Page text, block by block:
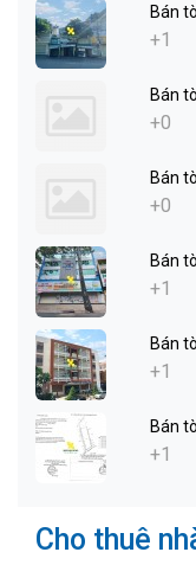
Bán
+1
Bán
+0
Bán
+0
Bán
+1
Bán
+1
Bán
+1
Cho thuê